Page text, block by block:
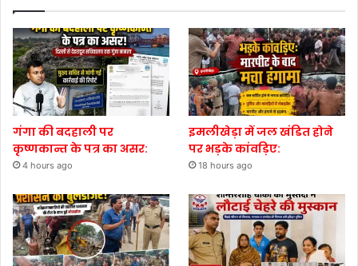
गंगा की बदहाली पर
कृष्णकान्त के पत्र का असर:
4 hours ago
इमलीखेड़ा में जल खंडित होने
पर भड़के कांवड़िए:
18 hours ago